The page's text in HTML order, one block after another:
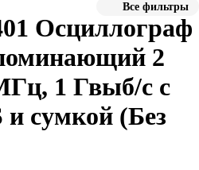
Все фильтры
Осциллограф
2
1 Гвыб/с с
и сумкой (Без